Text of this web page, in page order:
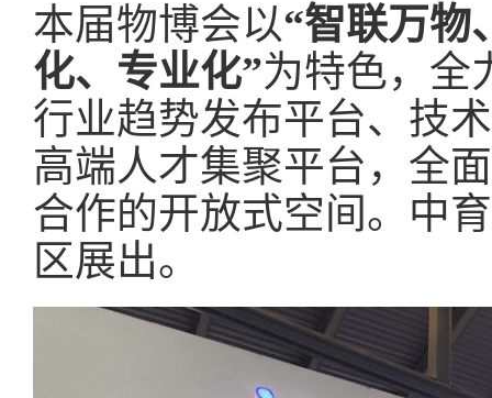
本届物博会以“智联万物
化、专业化”为特色，全
行业趋势发布平台、技
高端人才集聚平台，全
合作的开放式空间。中
区展出。